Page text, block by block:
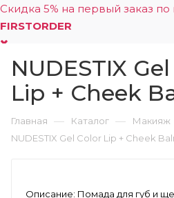
Скидка 5% на первый заказ
FIRSTORDER
NUDESTIX
Lip + Cheek
Главная — Каталог — Макияж
NUDESTIX Gel Color Lip + Cheek
Описание: Помада для губ и